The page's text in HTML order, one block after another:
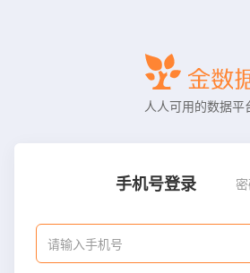
人人可用的数据平
手机号登录